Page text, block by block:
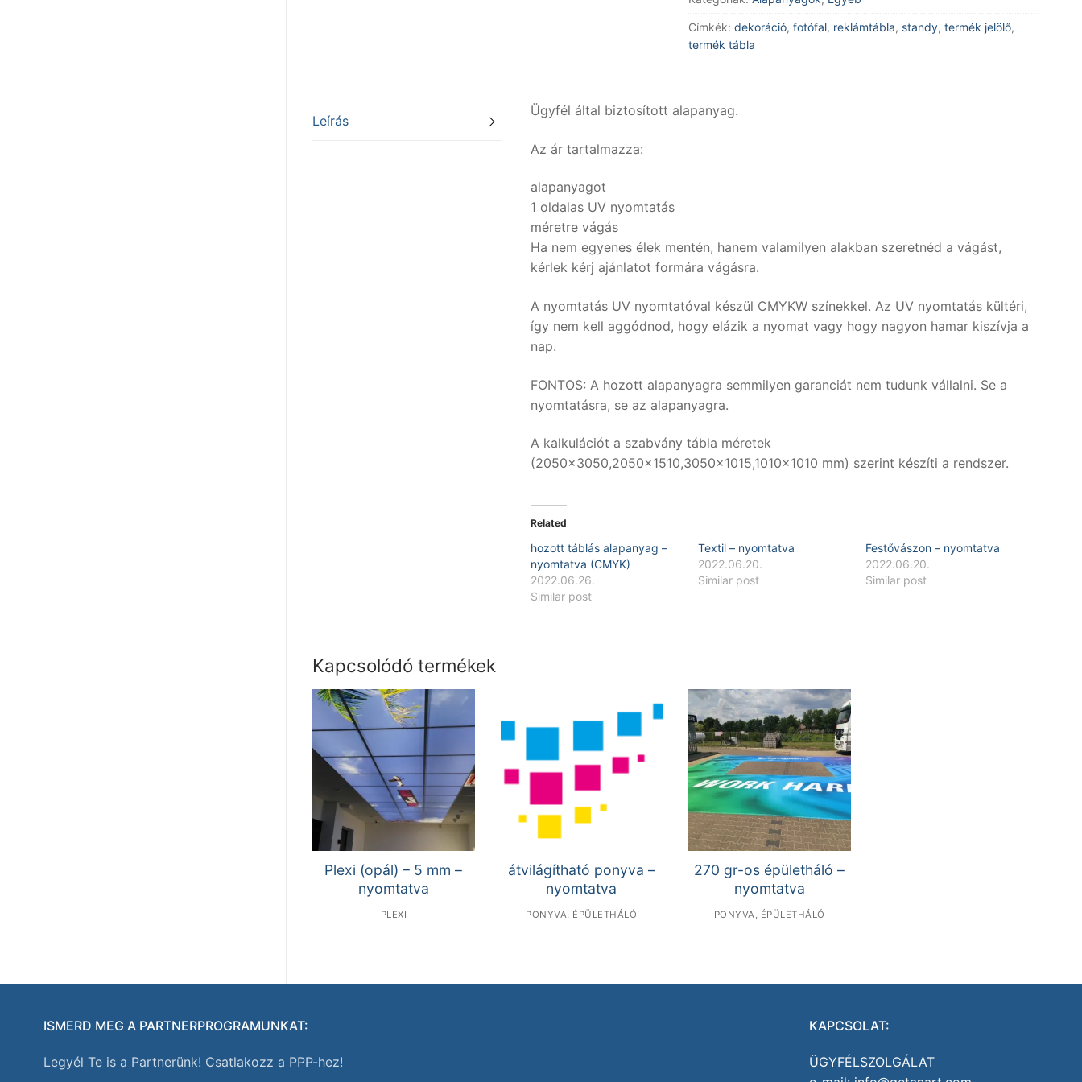
fehér
nyomással
Címkék: dekoráció, fotófal, reklámtábla, standy, termék jelölő,
termék tábla
Leírás
Ügyfél által biztosított alapanyag.
Az ár tartalmazza:
alapanyagot
1 oldalas UV nyomtatás
méretre vágás
Ha nem egyenes élek mentén, hanem valamilyen alakban szeretnéd a vágást,
kérlek kérj ajánlatot formára vágásra.
A nyomtatás UV nyomtatóval készül CMYKW színekkel. Az UV nyomtatás kültéri,
így nem kell aggódnod, hogy elázik a nyomat vagy hogy nagyon hamar kiszívja a
nap.
FONTOS: A hozott alapanyagra semmilyen garanciát nem tudunk vállalni. Se a
nyomtatásra, se az alapanyagra.
A kalkulációt a szabvány tábla méretek
(2050×3050,2050×1510,3050×1015,1010×1010 mm) szerint készíti a rendszer.
Related
hozott táblás alapanyag –
nyomtatva (CMYK)
2022.06.26.
Similar post
Textil – nyomtatva
2022.06.20.
Similar post
Festővászon – nyomtatva
2022.06.20.
Similar post
Kapcsolódó termékek
Plexi (opál) – 5 mm –
nyomtatva
PLEXI
átvilágítható ponyva –
nyomtatva
PONYVA, ÉPÜLETHÁLÓ
270 gr-os épületháló –
nyomtatva
PONYVA, ÉPÜLETHÁLÓ
ISMERD MEG A PARTNERPROGRAMUNKAT:
Legyél Te is a Partnerünk! Csatlakozz a PPP-hez!
KAPCSOLAT:
ÜGYFÉLSZOLGÁLAT